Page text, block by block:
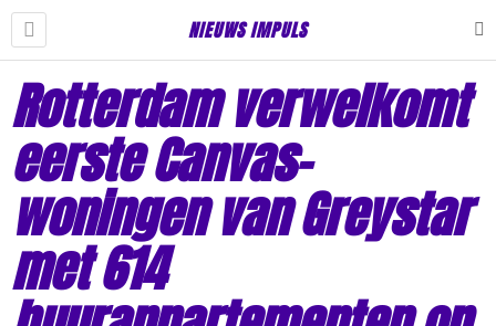
NIEUWS IMPULS
Rotterdam verwelkomt
eerste Canvas-
woningen van Greystar
met 614